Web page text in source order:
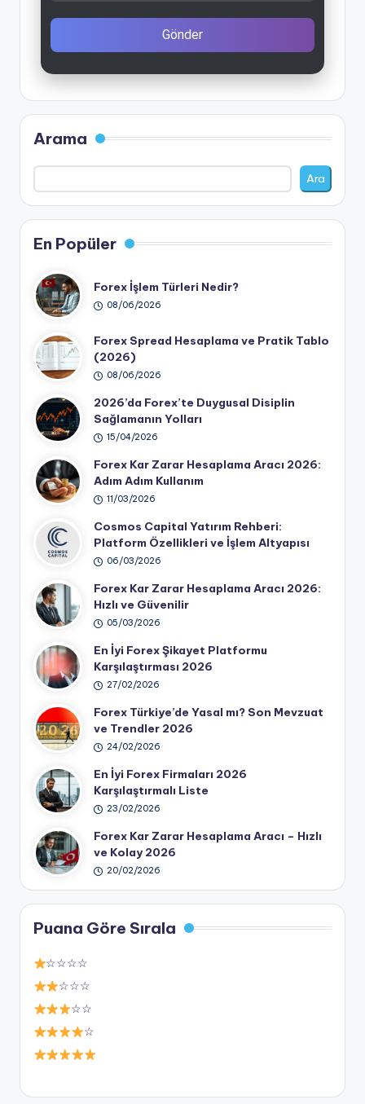
Gönder
Arama
Ara
En Popüler
Forex İşlem Türleri Nedir?
08/06/2026
Forex Spread Hesaplama ve Pratik Tablo
(2026)
08/06/2026
2026’da Forex’te Duygusal Disiplin
Sağlamanın Yolları
15/04/2026
Forex Kar Zarar Hesaplama Aracı 2026:
Adım Adım Kullanım
11/03/2026
Cosmos Capital Yatırım Rehberi:
Platform Özellikleri ve İşlem Altyapısı
06/03/2026
Forex Kar Zarar Hesaplama Aracı 2026:
Hızlı ve Güvenilir
05/03/2026
En İyi Forex Şikayet Platformu
Karşılaştırması 2026
27/02/2026
Forex Türkiye’de Yasal mı? Son Mevzuat
ve Trendler 2026
24/02/2026
En İyi Forex Firmaları 2026
Karşılaştırmalı Liste
23/02/2026
Forex Kar Zarar Hesaplama Aracı – Hızlı
ve Kolay 2026
20/02/2026
Puana Göre Sırala
☆☆☆☆
☆☆☆
☆☆
☆